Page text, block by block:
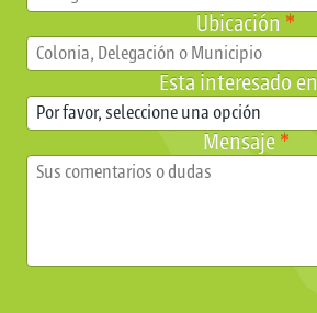
Ubicación *
Esta interesado en
Mensaje*